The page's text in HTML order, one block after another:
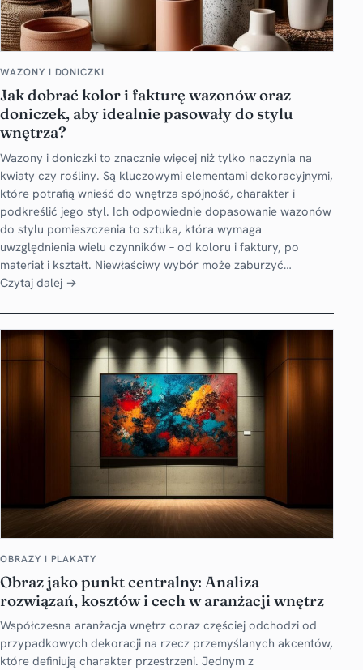
WAZONY I DONICZKI
Jak dobrać kolor i fakturę wazonów oraz
doniczek, aby idealnie pasowały do stylu
wnętrza?
Wazony i doniczki to znacznie więcej niż tylko naczynia na
kwiaty czy rośliny. Są kluczowymi elementami dekoracyjnymi,
które potrafią wnieść do wnętrza spójność, charakter i
podkreślić jego styl. Ich odpowiednie dopasowanie wazonów
do stylu pomieszczenia to sztuka, która wymaga
uwzględnienia wielu czynników – od koloru i faktury, po
materiał i kształt. Niewłaściwy wybór może zaburzyć…
Czytaj dalej →
OBRAZY I PLAKATY
Obraz jako punkt centralny: Analiza
rozwiązań, kosztów i cech w aranżacji wnętrz
Współczesna aranżacja wnętrz coraz częściej odchodzi od
przypadkowych dekoracji na rzecz przemyślanych akcentów,
które definiują charakter przestrzeni. Jednym z